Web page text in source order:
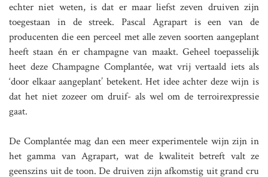
echter niet weten, is dat er maar liefst zeven druiven zijn
toegestaan in de streek. Pascal Agrapart is een van de
producenten die een perceel met alle zeven soorten aangeplant
heeft staan én er champagne van maakt. Geheel toepasselijk
heet deze Champagne Complantée, wat vrij vertaald iets als
‘door elkaar aangeplant’ betekent. Het idee achter deze wijn is
dat het niet zozeer om druif- als wel om de terroirexpressie
gaat.
De Complantée mag dan een meer experimentele wijn zijn in
het gamma van Agrapart, wat de kwaliteit betreft valt ze
geenszins uit de toon. De druiven zijn afkomstig uit grand cru